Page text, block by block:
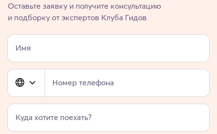
Оставьте заявку и получите консультацию
и подборку от экспертов Клуба Гидов
Имя
Номер телефона
Куда хотите поехать?